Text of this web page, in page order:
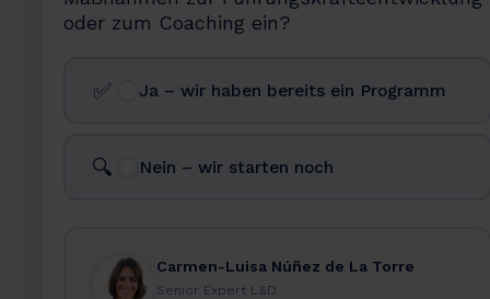
oder zum Coaching ein?
✅ Ja – wir haben bereits ein Programm
🔍 Nein – wir starten noch
Carmen-Luisa Núñez de La Torre
Senior Expert L&D